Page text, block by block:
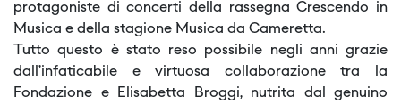
protagoniste di concerti della rassegna Crescendo in
Musica e della stagione Musica da Cameretta.
Tutto questo è stato reso possibile negli anni grazie
dall’infaticabile e virtuosa collaborazione tra la
Fondazione e Elisabetta Broggi, nutrita dal genuino